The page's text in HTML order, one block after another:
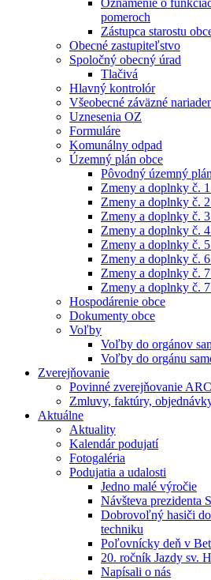
Oznámenie o
pomeroch
Zástupca starostu
Obecné zastupiteľstvo
Spoločný obecný úrad
Tlačivá
Hlavný kontrolór
Všeobecné záväzné
Uznesenia OZ
Formuláre
Komunálny odpad
Územný plán obce
Pôvodný územný
Zmeny a doplnky č.
Zmeny a doplnky č.
Zmeny a doplnky č.
Zmeny a doplnky č.
Zmeny a doplnky č.
Zmeny a doplnky č.
Zmeny a doplnky č.
Zmeny a doplnky č.
Hospodárenie obce
Dokumenty obce
Voľby
Voľby do orgánov
Voľby do orgánu
Zverejňovanie
Povinné zverejňovanie
Zmluvy, faktúry,
Aktuálne
Aktuality
Kalendár podujatí
Fotogaléria
Podujatia a udalosti
Jedno malé výročie
Návšteva prezidenta
Dobrovoľný hasiči
techniku
Poľovnícky deň v
20. ročník Jazdy sv.
Napísali o nás